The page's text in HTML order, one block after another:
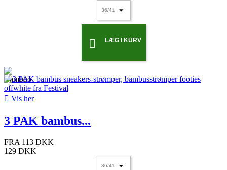
 LÆG I KURV
 Vis her
3 PAK bambus...
FRA 113 DKK
129 DKK